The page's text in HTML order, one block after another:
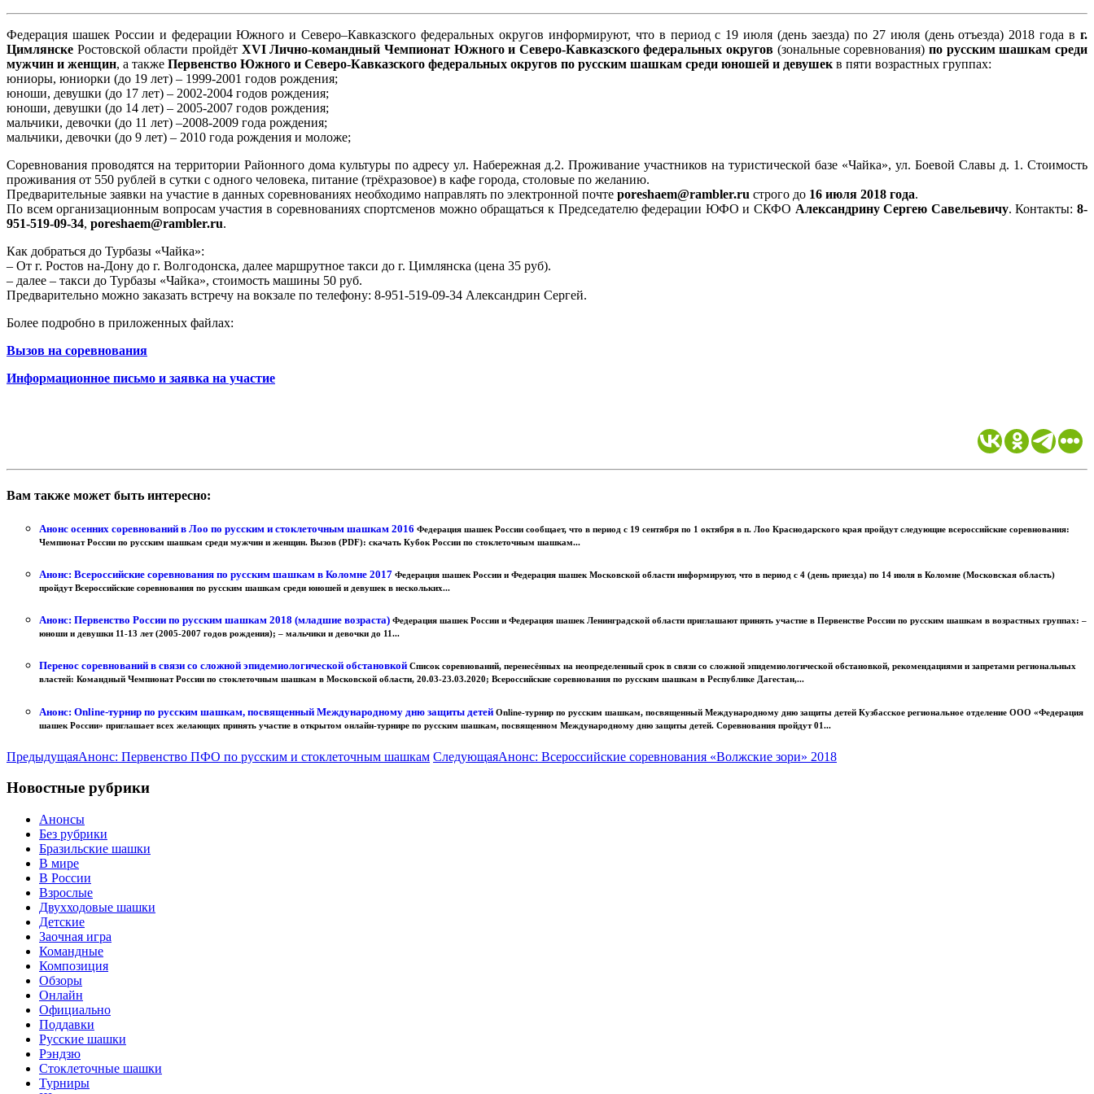
Федерация шашек России и федерации Южного и Северо–Кавказского федеральных округов информируют, что в период с 19 июля (день заезда) по 27 июля (день отъезда) 2018 года в г.
Цимлянске Ростовской области пройдёт XVI Лично-командный Чемпионат Южного и Северо-Кавказского федеральных округов (зональные соревнования)по русским шашкам среди
мужчин и женщин, а также Первенство Южного и Северо-Кавказского федеральных округов по русским шашкам среди юношей и девушекв пяти возрастных группах:
юниоры, юниорки (до 19 лет) – 1999-2001 годов рождения;
юноши, девушки (до 17 лет) – 2002-2004 годов рождения;
юноши, девушки (до 14 лет) – 2005-2007 годов рождения;
мальчики, девочки (до 11 лет) –2008-2009 года рождения;
мальчики, девочки (до 9 лет) – 2010 года рождения и моложе;
Соревнования проводятся на территории Районного дома культуры по адресу ул. Набережная д.2. Проживание участников на туристической базе «Чайка», ул. Боевой Славы д. 1. Стоимость
проживания от 550 рублей в сутки с одного человека, питание (трёхразовое) в кафе города, столовые по желанию.
Предварительные заявки на участие в данных соревнованиях необходимо направлять по электронной почте poreshaem@rambler.ru строго до 16 июля 2018 года.
По всем организационным вопросам участия в соревнованиях спортсменов можно обращаться к Председателю федерации ЮФО и СКФО Александрину Сергею Савельевичу. Контакты:8-
951-519-09-34, poreshaem@rambler.ru.
Как добраться до Турбазы «Чайка»:
– От г. Ростов на-Дону до г. Волгодонска, далее маршрутное такси до г. Цимлянска (цена 35 руб).
– далее – такси до Турбазы «Чайка», стоимость машины 50 руб.
Предварительно можно заказать встречу на вокзале по телефону: 8-951-519-09-34 Александрин Сергей.
Более подробно в приложенных файлах:
Вызов на соревнования
Информационное письмо и заявка на участие
Вам также может быть интересно:
Анонс осенних соревнований в Лоо по русским и стоклеточным шашкам 2016 Федерация шашек России сообщает, что в период с 19 сентября по 1 октября в п. Лоо Краснодарского края пройдут следующие всероссийские соревнования:
Чемпионат России по русским шашкам среди мужчин и женщин. Вызов (PDF): скачать Кубок России по стоклеточным шашкам...
Анонс: Всероссийские соревнования по русским шашкам в Коломне 2017 Федерация шашек России и Федерация шашек Московской области информируют, что в период с 4 (день приезда) по 14 июля в Коломне (Московская область)
пройдут Всероссийские соревнования по русским шашкам среди юношей и девушек в нескольких...
Анонс: Первенство России по русским шашкам 2018 (младшие возраста) Федерация шашек России и Федерация шашек Ленинградской области приглашают принять участие в Первенстве России по русским шашкам в возрастных группах: –
юноши и девушки 11-13 лет (2005-2007 годов рождения); – мальчики и девочки до 11...
Перенос соревнований в связи со сложной эпидемиологической обстановкой Список соревнований, перенесённых на неопределенный срок в связи со сложной эпидемиологической обстановкой, рекомендациями и запретами региональных
властей: Командный Чемпионат России по стоклеточным шашкам в Московской области, 20.03-23.03.2020; Всероссийские соревнования по русским шашкам в Республике Дагестан,...
Анонс: Online-турнир по русским шашкам, посвященный Международному дню защиты детей Online-турнир по русским шашкам, посвященный Международному дню защиты детей Кузбасское региональное отделение ООО «Федерация
шашек России» приглашает всех желающих принять участие в открытом онлайн-турнире по русским шашкам, посвященном Международному дню защиты детей. Соревнования пройдут 01...
ПредыдущаяАнонс: Первенство ПФО по русским и стоклеточным шашкам СледующаяАнонс: Всероссийские соревнования «Волжские зори» 2018
Новостные рубрики
Анонсы
Без рубрики
Бразильские шашки
В мире
В России
Взрослые
Двухходовые шашки
Детские
Заочная игра
Командные
Композиция
Обзоры
Онлайн
Официально
Поддавки
Русские шашки
Рэндзю
Стоклеточные шашки
Турниры